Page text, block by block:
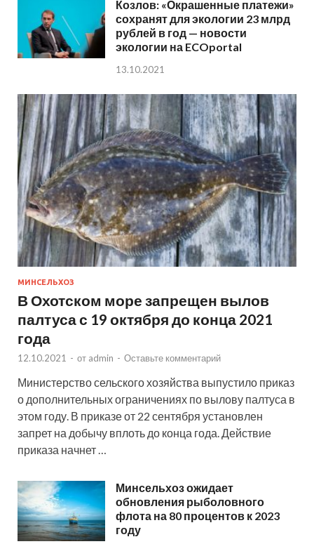
Козлов: «Окрашенные платежи»
сохранят для экологии 23 млрд
рублей в год — новости
экологии на ECOportal
13.10.2021
МИНСЕЛЬХОЗ
В Охотском море запрещен вылов
палтуса с 19 октября до конца 2021
года
12.10.2021 - от admin - Оставьте комментарий
Министерство сельского хозяйства выпустило приказ
о дополнительных ограничениях по вылову палтуса в
этом году. В приказе от 22 сентября установлен
запрет на добычу вплоть до конца года. Действие
приказа начнет …
Минсельхоз ожидает
обновления рыболовного
флота на 80 процентов к 2023
году